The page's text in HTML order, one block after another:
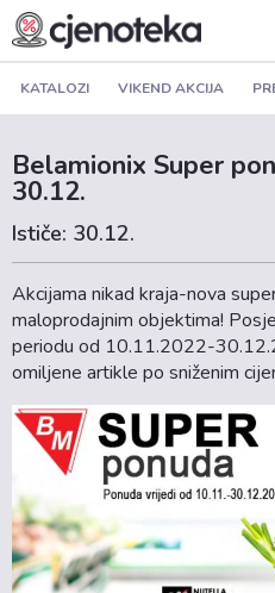
KATALOZI VIKEND AKCIJA
Belamionix Super
30.12.
Ističe: 30.12.
Akcijama nikad kraja-nova
maloprodajnim objektima!
periodu od 10.11.2022-
omiljene artikle po sniženim